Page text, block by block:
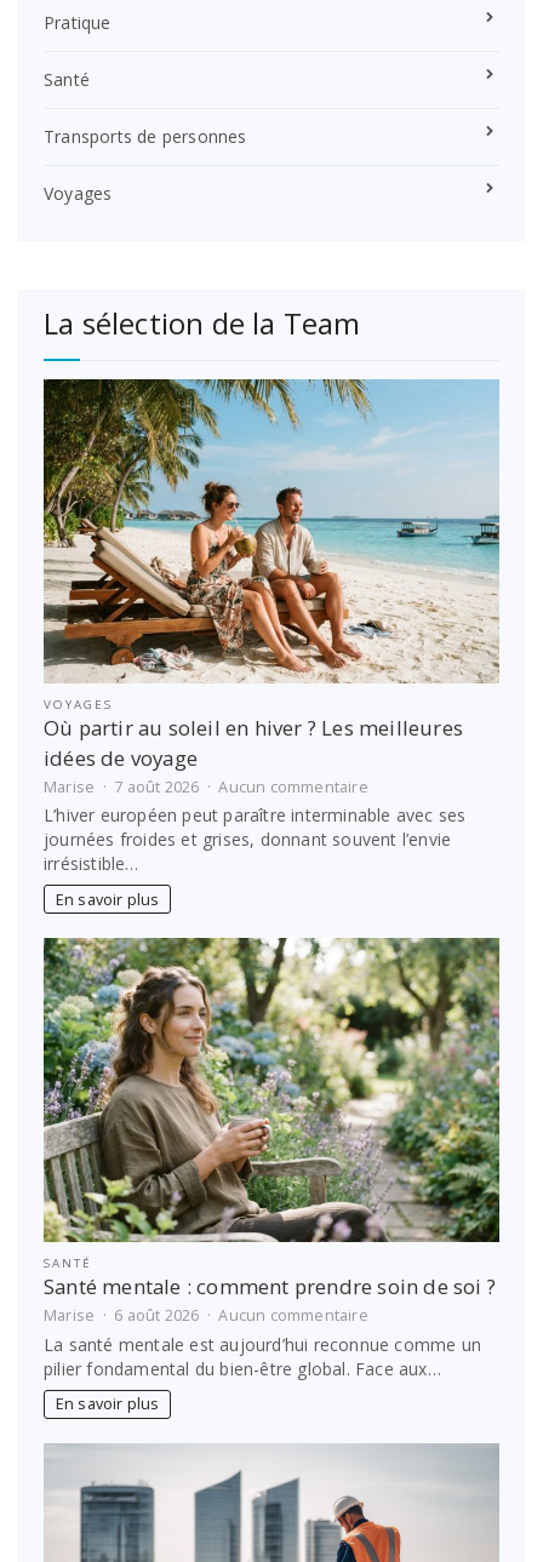
Pratique
Santé
Transports de personnes
Voyages
La sélection de la Team
VOYAGES
Où partir au soleil en hiver ? Les meilleures
idées de voyage
Marise 7 août 2026 Aucun commentairesur
Où
partir
au
Les
meilleures
idées
de
voyage
L’hiver européen peut paraître interminable avec ses
journées froides et grises, donnant souvent l’envie
irrésistible…
En savoir plus
SANTÉ
Santé mentale : comment prendre soin de soi ?
Marise 6 août 2026 Aucun commentairesur
mentale
:
La santé mentale est aujourd’hui reconnue comme un
pilier fondamental du bien-être global. Face aux…
En savoir plus